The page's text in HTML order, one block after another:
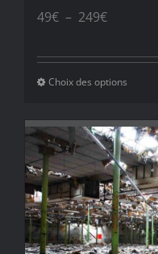
49€ – 249€Plage
prix :
à
249€
Choix des options